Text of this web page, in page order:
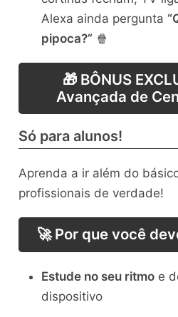
Alexa ainda pergunta
pipoca?” 🍿
🎁 BÔNUS
Avançada de
Só para alunos!
Aprenda a ir além do
profissionais de verdade!
🚀 Por que você
Estude no seu ritmoe
dispositivo